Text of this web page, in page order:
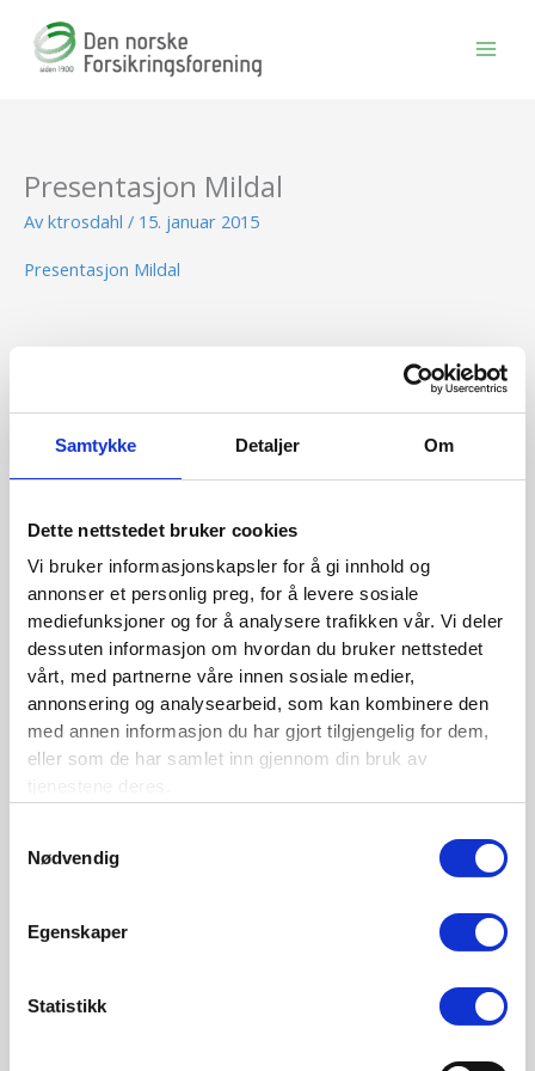
Samtykke Detaljer Om
Dette nettstedet bruker cookies
Vi bruker informasjonskapsler for å gi innhold og
annonser et personlig preg, for å levere sosiale
mediefunksjoner og for å analysere trafikken vår. Vi deler
dessuten informasjon om hvordan du bruker nettstedet
vårt, med partnerne våre innen sosiale medier,
annonsering og analysearbeid, som kan kombinere den
med annen informasjon du har gjort tilgjengelig for dem,
eller som de har samlet inn gjennom din bruk av
tjenestene deres.
Nødvendig
Egenskaper
Statistikk
Presentasjon Mildal
Av ktrosdahl / 15. januar 2015
Presentasjon Mildal
BLI MEDLEM
Se medlemsfordeler og bli medlem her
Siste nytt
Nordisk Forsikringstidsskrift nr. 1/2026
Nominer din kandidat til Forsikringsprisen 2025
Nordisk Forsikringstidsskrift nr. 1/2025
Nordisk Forsikringstidsskrift nr. 4/2024
Nordisk Forsikringstidsskrift nr. 3/2024
Nordisk Forsikringstidsskrift nr. 1/2024
Kontaktinformasjon